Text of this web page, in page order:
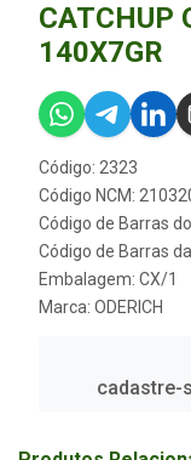
CATCHUP
140X7GR
Código: 2323
Código NCM:
Código de Barras
Código de Barras
Embalagem: CX/1
Marca: ODERICH
cadastre-